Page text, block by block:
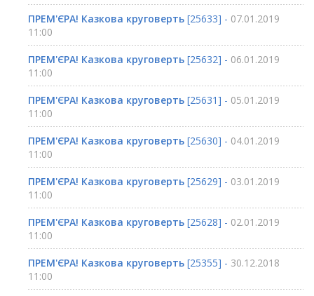
ПРЕМ'ЄРА! Казкова круговерть [25633] - 07.01.2019
11:00
ПРЕМ'ЄРА! Казкова круговерть [25632] - 06.01.2019
11:00
ПРЕМ'ЄРА! Казкова круговерть [25631] - 05.01.2019
11:00
ПРЕМ'ЄРА! Казкова круговерть [25630] - 04.01.2019
11:00
ПРЕМ'ЄРА! Казкова круговерть [25629] - 03.01.2019
11:00
ПРЕМ'ЄРА! Казкова круговерть [25628] - 02.01.2019
11:00
ПРЕМ'ЄРА! Казкова круговерть [25355] - 30.12.2018
11:00